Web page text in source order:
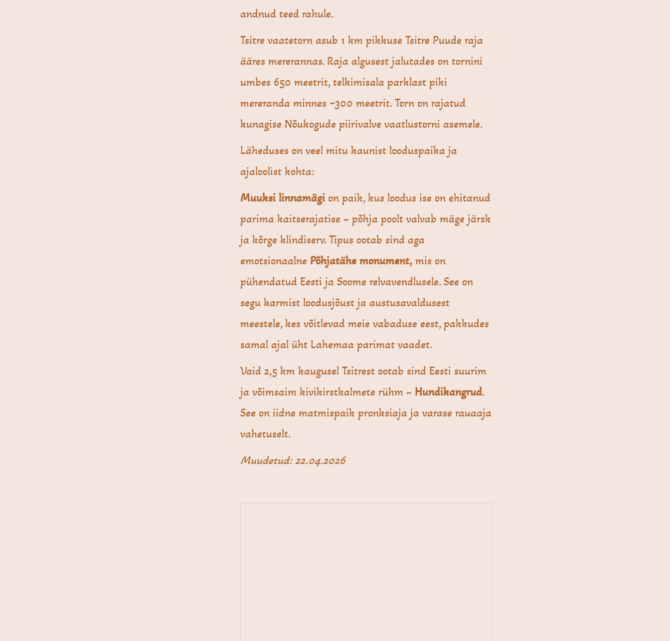
andnud teed rahule.
Tsitre vaatetorn asub 1 km pikkuse Tsitre Puude raja
ääres mererannas. Raja algusest jalutades on tornini
umbes 650 meetrit, telkimisala parklast piki
mereranda minnes ~300 meetrit. Torn on rajatud
kunagise Nõukogude piirivalve vaatlustorni asemele.
Läheduses on veel mitu kaunist looduspaika ja
ajaloolist kohta:
Muuksi linnamägi on paik, kus loodus ise on ehitanud
parima kaitserajatise – põhja poolt valvab mäge järsk
ja kõrge klindiserv. Tipus ootab sind aga
emotsionaalne Põhjatähe monument, mis on
pühendatud Eesti ja Soome relvavendlusele. See on
segu karmist loodusjõust ja austusavaldusest
meestele, kes võitlevad meie vabaduse eest, pakkudes
samal ajal üht Lahemaa parimat vaadet.
Vaid 2,5 km kaugusel Tsitrest ootab sind Eesti suurim
ja võimsaim kivikirstkalmete rühm – Hundikangrud.
See on iidne matmispaik pronksiaja ja varase rauaaja
vahetuselt.
Muudetud: 22.04.2026